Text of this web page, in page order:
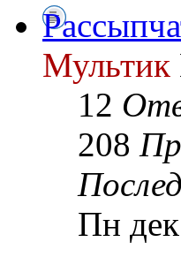
Мультик
12
208
Пн